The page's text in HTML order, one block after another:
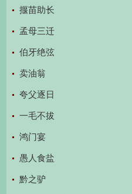
揠苗助长
孟母三迁
伯牙绝弦
卖油翁
夸父逐日
一毛不拔
鸿门宴
愚人食盐
黔之驴